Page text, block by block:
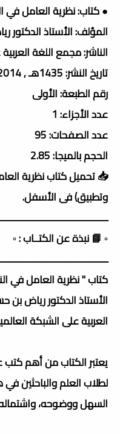
● كتاب: نظرية العامل في
المؤلف: الأستاذ
الناشر: مجمع اللغة
تاريخ النشر: 1435هـ , 2014م
رقم الطبعة: الأولى
عدد الأجزاء: 1
عدد الصفحات: 95
الحجم بالميجا: 2.85
📥 تحميل كتاب نظرية
وتطبيق) فى الأسفل.
▫️ 📘 نبذة عن الكتــاب : ▫️
كتاب " نظرية العامل في
الأستاذ الدكتور رياض بن
العربية على الشبكة العالمية | تاريخ
يعتبر الكتاب من أهم كتب
لطلاب العلم والباحثين في
السهل ووضوحه،